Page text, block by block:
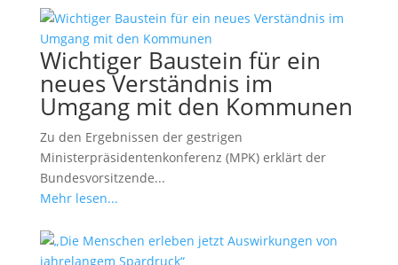
Wichtiger Baustein für ein
neues Verständnis im
Umgang mit den Kommunen
Zu den Ergebnissen der gestrigen
Ministerpräsidentenkonferenz (MPK) erklärt der
Bundesvorsitzende...
Mehr lesen...